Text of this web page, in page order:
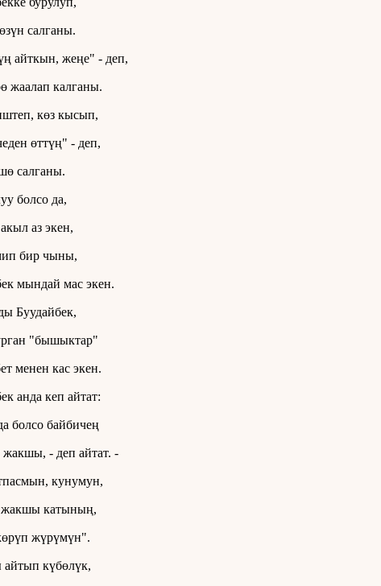
салганы.
айткын, жеңе" - деп,
жаалап калганы.
көз кысып,
өттүң" - деп,
салганы.
болсо да,
аз экен,
бир чыны,
мындай мас экен.
Буудайбек,
"бышыктар"
менен кас экен.
анда кеп айтат:
болсо байбичең
- деп айтат. -
кунумун,
катының,
жүрүмүн".
күбөлүк,